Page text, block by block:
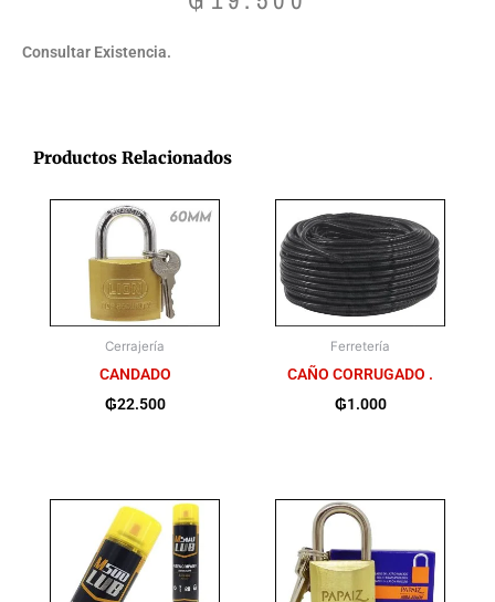
Consultar Existencia.
Productos Relacionados
Cerrajería
CANDADO
₲22.500
Ferretería
CAÑO CORRUGADO .
₲1.000